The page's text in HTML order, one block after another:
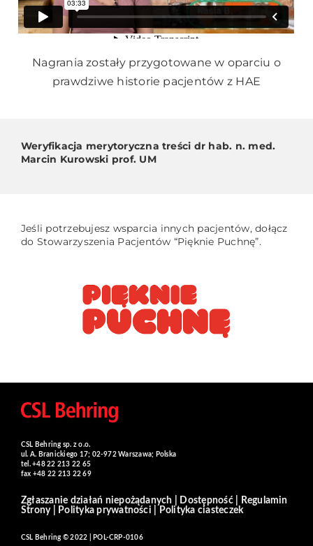
Nagrania zostały przygotowane w oparciu o
prawdziwe historie pacjentów z HAE
Weryfikacja merytoryczna treści dr hab. n. med.
Marcin Kurowski prof. UM
Jeśli potrzebujesz wsparcia innych pacjentów, dołącz
do Stowarzyszenia Pacjentów “Pięknie Puchnę”.
CSL Behring sp. z o.o.
ul. A. Branickiego 17; 02-972 Warszawa; Polska
tel. +48 22 213 22 65
fax +48 22 213 22 69
Zgłaszanie działań niepożądanych Dostępność|
Regulamin
Strony| Polityka prywatności Polityka ciasteczek
CSL Behring © 2022 | POL-CRP-0106